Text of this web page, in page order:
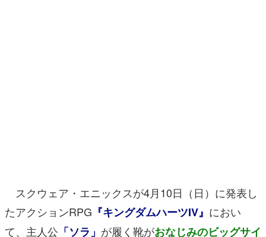
スクウェア・エニックスが4月10日（日）に発表し
たアクションRPG 『キングダムハーツIV』 におい
て、主人公 「ソラ」 が履く靴がおなじみのビッグサイ